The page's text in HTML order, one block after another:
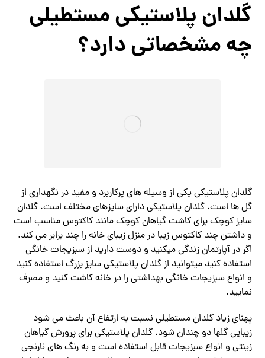
گلدان پلاستیکی مستطیلی
چه مشخصاتی دارد؟
گلدان پلاستیکی یکی از وسیله های پرکاربرد و مفید در نگهداری از
گل ها است. گلدان پلاستیکی دارای سایزهای مختلف است. گلدان
سایز کوچک برای کاشت گیاهان کوچک مانند کاکتوس مناسب است
و داشتن چند کاکتوس زیبا در منزل زیبای خانه را چند برابر می کند.
اگر در آپارتمان زندگی میکنید و دوست دارید از سبزیجات خانگی
استفاده کنید میتوانید از گلدان پلاستیکی سایز بزرگ استفاده کنید
و انواع سبزیجات خانگی بهداشتی را در خانه کاشت کنید و مصرف
نمایید.
پهنای زیاد گلدان مستطیلی نسبت به ارتفاع آن باعث می شود
زیبایی گلها دو چندان شود. گلدان پلاستیکی برای پرورش گیاهان
زینتی و انواع سبزیجات قابل استفاده است و به رنگ های نارنجی